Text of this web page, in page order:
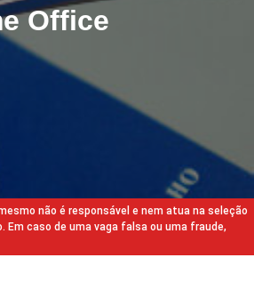
Office
não é responsável e nem atua na seleção
Em caso de uma vaga falsa ou uma fraude,